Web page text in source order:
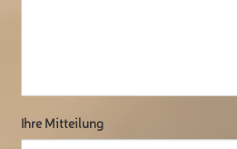
Ihre Mitteilung